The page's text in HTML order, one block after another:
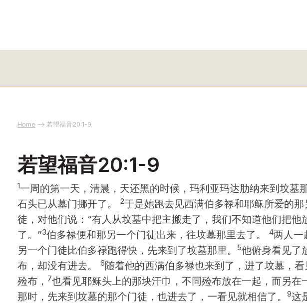
Home 若望福音20:1-9
若望福音20:1-9
1一周的第一天，清晨，天还黑的时候，玛利亚玛达肋纳来到坟墓
石头已从墓门挪开了。
2于是她跑去见西满伯多禄和耶稣所爱的那
徒，对他们说：“有人从坟墓中把主搬走了，我们不知道他们把他
了。”3伯多禄便和那另一个门徒出来，往坟墓那里去了。 4两人一
另一个门徒比伯多禄跑得快，先来到了坟墓那里。
5他俯身看见了
布，却没有进去。
6随着他的西满伯多禄也来到了，进了坟墓，
殓布， 7也看见耶稣头上的那块汗巾，不同殓布放在一起，而另在
那时，先来到坟墓的那个门徒，也进去了，一看见就相信了。 9这